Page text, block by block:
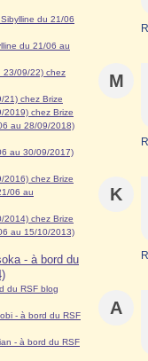
du 21/06
du 21/06 au
23/09/22) chez
chez Brize
chez Brize
au 28/09/2018)
au 30/09/2017)
chez Brize
06 au
chez Brize
au 15/10/2013)
- à bord du
du RSF blog
- à bord du RSF
- à bord du RSF
M
K
A